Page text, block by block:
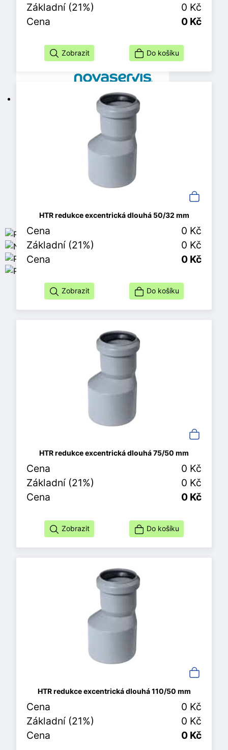
Základní (21%)
0 Kč
Cena
0 Kč
Zobrazit Do košíku
HTR redukce excentrická dlouhá 50/32 mm
Cena
0 Kč
Základní (21%)
0 Kč
Cena
0 Kč
Zobrazit Do košíku
HTR redukce excentrická dlouhá 75/50 mm
Cena
0 Kč
Základní (21%)
0 Kč
Cena
0 Kč
Zobrazit Do košíku
HTR redukce excentrická dlouhá 110/50 mm
Cena
0 Kč
Základní (21%)
0 Kč
Cena
0 Kč